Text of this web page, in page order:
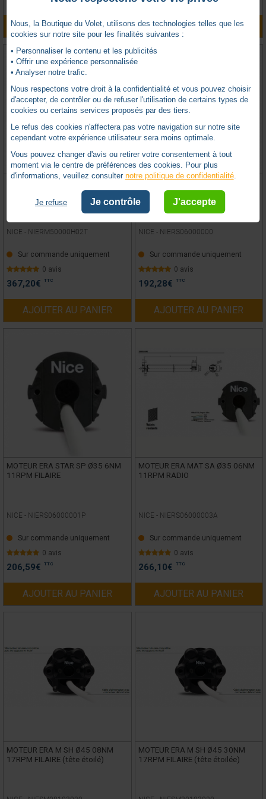
AJOUTER AU PANIER AJOUTER AU PANIER
MOTEUR ERA FIT MHT Ø45 50NM
NICE - NIERM50000H02T
Sur commande uniquement
0 avis
367,20€ TTC
AJOUTER AU PANIER
MOTEUR ERA S Ø35 6NM 11RPM
FILAIRE
NICE - NIERS06000000
Sur commande uniquement
0 avis
192,28€ TTC
AJOUTER AU PANIER
MOTEUR ERA STAR SP Ø35 6NM
11RPM FILAIRE
NICE - NIERS06000001P
Sur commande uniquement
0 avis
206,59€ TTC
AJOUTER AU PANIER
MOTEUR ERA MAT SA Ø35 06NM
11RPM RADIO
NICE - NIERS06000003A
Sur commande uniquement
0 avis
266,10€ TTC
AJOUTER AU PANIER
MOTEUR ERA M SH Ø45 08NM
17RPM FILAIRE (tête étoilé)
MOTEUR ERA M SH Ø45 30NM
17RPM FILAIRE (tête étoilée)
Nous, la Boutique du Volet, utilisons des technologies telles que les
cookies sur notre site pour les finalités suivantes :
• Personnaliser le contenu et les publicités
• Offrir une expérience personnalisée
• Analyser notre trafic.
Nous respectons votre droit à la confidentialité et vous pouvez choisir
d'accepter, de contrôler ou de refuser l'utilisation de certains types de
cookies ou certains services proposés par des tiers.
Le refus des cookies n'affectera pas votre navigation sur notre site
cependant votre expérience utilisateur sera moins optimale.
Vous pouvez changer d'avis ou retirer votre consentement à tout
moment via le centre de préférences des cookies. Pour plus
d'informations, veuillez consulter notre politique de confidentialité.
Je refuse Je contrôle J'accepte